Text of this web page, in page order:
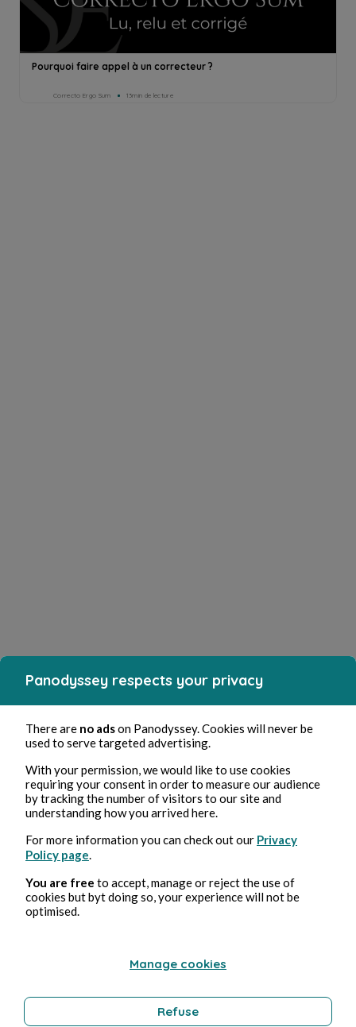
Pourquoi faire appel à un correcteur ?
Correcto Ergo Sum 13min de lecture
Panodyssey respects your privacy
There are no adson Panodyssey. Cookies will never be
used to serve targeted advertising.
With your permission, we would like to use cookies
requiring your consent in order to measure our audience
by tracking the number of visitors to our site and
understanding how you arrived here.
For more information you can check out our Privacy
Policy page
You are free to accept, manage or reject the use of
cookies but byt doing so, your experience will not be
optimised.
Manage cookies
Refuse